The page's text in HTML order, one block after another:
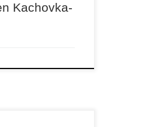
Kachovka-